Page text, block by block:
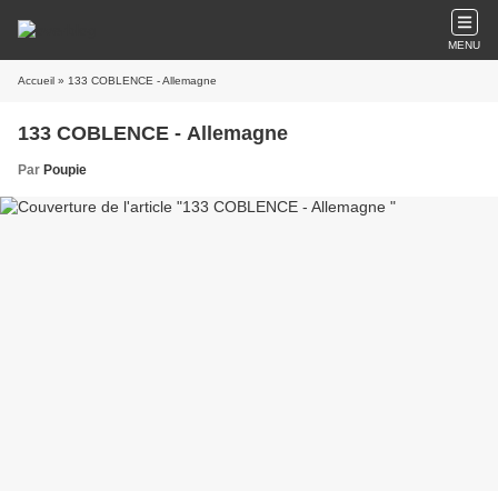
MENU
Accueil » 133 COBLENCE - Allemagne
133 COBLENCE - Allemagne
Par Poupie